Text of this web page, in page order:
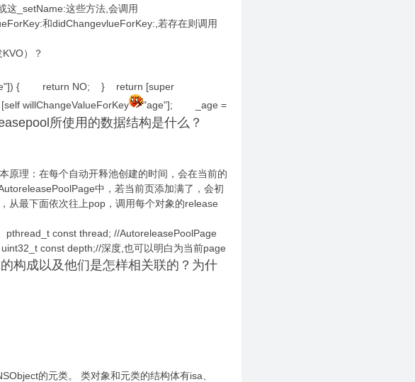
这_setName:这些方法,会调用
和didChangevlueForKey:,若存在则调用
）？
{ return NO; } return [super
willChangeValueForKey
"age"]; _age =
所使用的数据结构是什么？
原理：在每个自动开释池创建的时间，会在当前的
中，若当前页添加满了，会初
从最下面依次往上pop，调用每个对象的release
const thread; //AutoreleasePoolPage
const depth;//深度,也可以明白为当前page
构成以及他们是怎样相关联的？为什
的元类。 类对象和元类的结构体有isa、